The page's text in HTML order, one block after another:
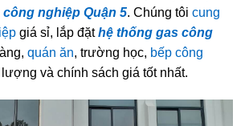
nghiệp Quận 5. Chúng tôi cung
giá sỉ, lắp đặthệ thống gas công
quán ăn, trường học, bếp công
và chính sách giá tốt nhất.